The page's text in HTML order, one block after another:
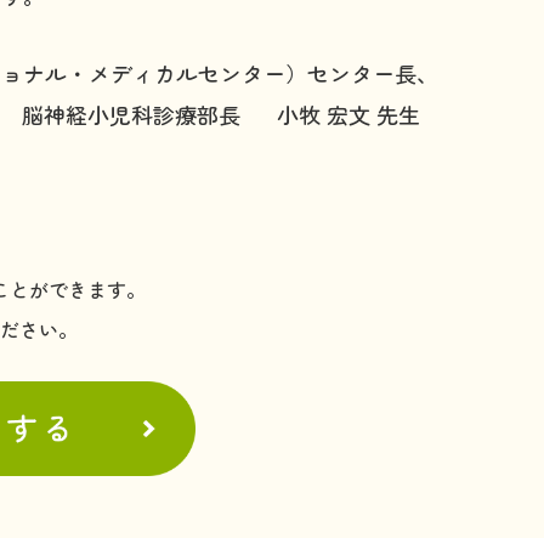
ル・メディカルセンター）センター長、
脳神経小児科診療部長 小牧 宏文 先生
ができます。
さい。